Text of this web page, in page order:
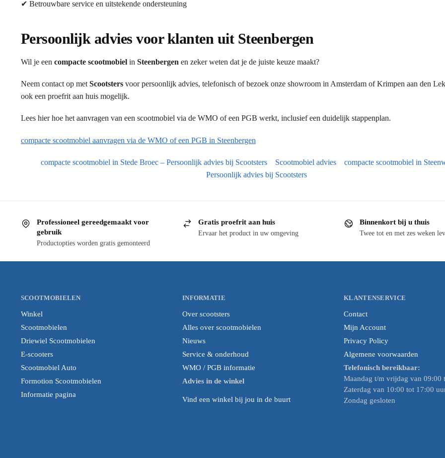
✔ Betrouwbare service en uitstekende ondersteuning
Persoonlijk advies voor klanten uit Steenbergen
Wil je een compacte scootmobielin Steenbergen en zeker weten dat je de juiste keuze maakt?
Neem contact op met Scootstersvoor persoonlijk advies, telefonisch of bezoek onze showroom in Amsterdam of Krimpen aan den
ook een proefrit aan huis mogelijk.
Lees hier hoe het aanvragen van een scootmobiel via de WMO of een PGB werkt, inclusief een duidelijk stappenplan.
compacte scootmobiel aanvragen via de WMO of een PGB in Steenbergen
compacte scootmobiel in Stede Broec – Persoonlijk advies bij Scootsters Scootmobiel advies
compacte scootmobiel in
Persoonlijk advies bij Scootsters
Professioneel gereedgemaakt voor
gebruik
Productopties worden gratis gemonteerd
Gratis proefrit aan huis
Ervaar het product in uw omgeving
Binnenkort bij u thuis
Twee tot en met zes weken
SCOOTMOBIELEN
Winkel
Scootmobielen
Driewiel Scootmobielen
E-scooters
Scootmobiel Auto
Formotion Scootmobielen
Informatie pagina
INFORMATIE
Over scootsters
Alles over scootmobielen
Nieuws
Service & onderhoud
WMO / PGB informatie
Advies in de winkel
Vind een winkel bij jou in de buurt
KLANTENSERVICE
Contact
Mijn Account
Privacy Policy
Algemene voorwaarden
Telefonisch bereikbaar:
Maandag t/m vrijdag van 09:00
Zaterdag van 10:00 tot 17:00
Zondag gesloten